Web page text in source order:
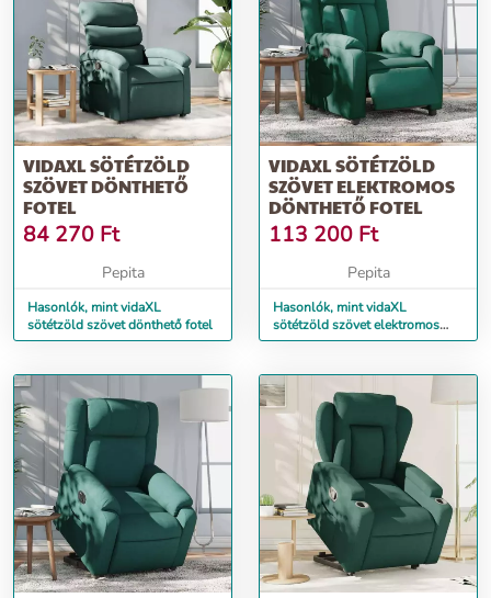
VIDAXL SÖTÉTZÖLD
SZÖVET DÖNTHETŐ
FOTEL
84 270 Ft
Pepita
Hasonlók, mint vidaXL
sötétzöld szövet dönthető fotel
VIDAXL SÖTÉTZÖLD
SZÖVET ELEKTROMOS
DÖNTHETŐ FOTEL
113 200 Ft
Pepita
Hasonlók, mint vidaXL
sötétzöld szövet elektromos
dönthető fotel